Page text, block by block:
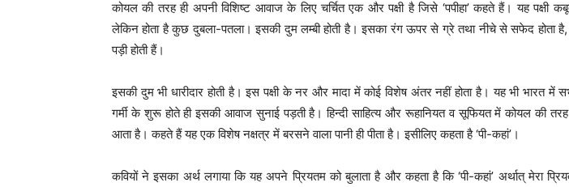
कोयल की तरह ही अपनी विशिष्ट आवाज के लिए चर्चित एक और पक्षी है जिसे ‘पपीहा’ कहते हैं। यह पक्षी
लेकिन होता है कुछ दुबला-पतला। इसकी दुम लम्बी होती है। इसका रंग ऊपर से ग्रे तथा नीचे से सफेद होता है,
पड़ी होती हैं।
इसकी दुम भी धारीदार होती है। इस पक्षी के नर और मादा में कोई विशेष अंतर नहीं होता है। यह भी भारत में
गर्मी के शुरू होते ही इसकी आवाज सुनाई पड़ती है। हिन्दी साहित्य और रूहानियत व सूफियत में कोयल की
आता है। कहते हैं यह एक विशेष नक्षत्र में बरसने वाला पानी ही पीता है। इसीलिए कहता है ‘पी-कहां’।
कवियों ने इसका अर्थ लगाया कि यह अपने प्रियतम को बुलाता है और कहता है कि ‘पी-कहां’ अर्थात् मेरा